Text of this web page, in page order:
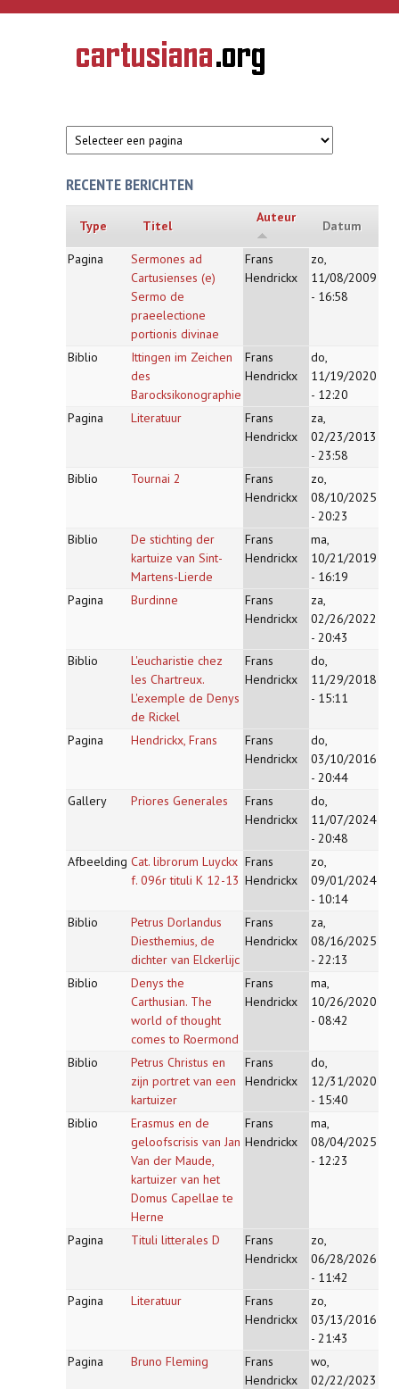
Overslaan en naar de inhoud gaan
CARTUSIANA
Geschiedenis
van de
RECENTE BERICHTEN
Type Titel
Auteur
Datum
Pagina
Sermones ad
Cartusienses (e)
Sermo de
praeelectione
portionis divinae
Frans
Hendrickx
zo,
11/08/2009
- 16:58
Biblio
Ittingen im Zeichen
des
Barocksikonographie
Frans
Hendrickx
do,
11/19/2020
- 12:20
Pagina
Literatuur
Frans
Hendrickx
za,
02/23/2013
- 23:58
Biblio
Tournai 2
Frans
Hendrickx
zo,
08/10/2025
- 20:23
Biblio
De stichting der
kartuize van Sint-
Martens-Lierde
Frans
Hendrickx
ma,
10/21/2019
- 16:19
Pagina
Burdinne
Frans
Hendrickx
za,
02/26/2022
- 20:43
Biblio
L'eucharistie chez
les Chartreux.
L'exemple de Denys
de Rickel
Frans
Hendrickx
do,
11/29/2018
- 15:11
Pagina Hendrickx, Frans
Frans
Hendrickx
do,
03/10/2016
- 20:44
Gallery
Priores Generales
Frans
Hendrickx
do,
11/07/2024
- 20:48
Afbeelding Cat. librorum Luyckx
f. 096r tituli K 12-13
Frans
Hendrickx
zo,
09/01/2024
- 10:14
Biblio
Petrus Dorlandus
Diesthemius, de
dichter van Elckerlijc
Frans
Hendrickx
za,
08/16/2025
- 22:13
Biblio
Denys the
Carthusian. The
world of thought
comes to Roermond
Frans
Hendrickx
ma,
10/26/2020
- 08:42
Biblio
Petrus Christus en
zijn portret van een
kartuizer
Frans
Hendrickx
do,
12/31/2020
- 15:40
Biblio
Erasmus en de
geloofscrisis van Jan
Van der Maude,
kartuizer van het
Domus Capellae te
Herne
Frans
Hendrickx
ma,
08/04/2025
- 12:23
Pagina Tituli litterales D
Frans
Hendrickx
zo,
06/28/2026
- 11:42
Pagina
Literatuur
Frans
Hendrickx
zo,
03/13/2016
- 21:43
Pagina
Bruno Fleming
Frans
Hendrickx
wo,
02/22/2023